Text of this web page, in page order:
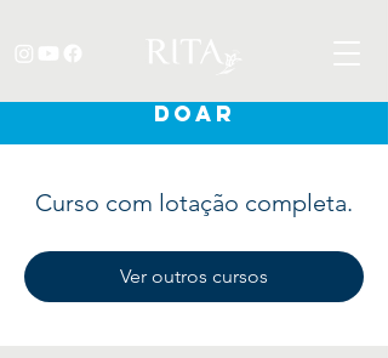
DOAR
Curso com lotação completa.
Ver outros cursos